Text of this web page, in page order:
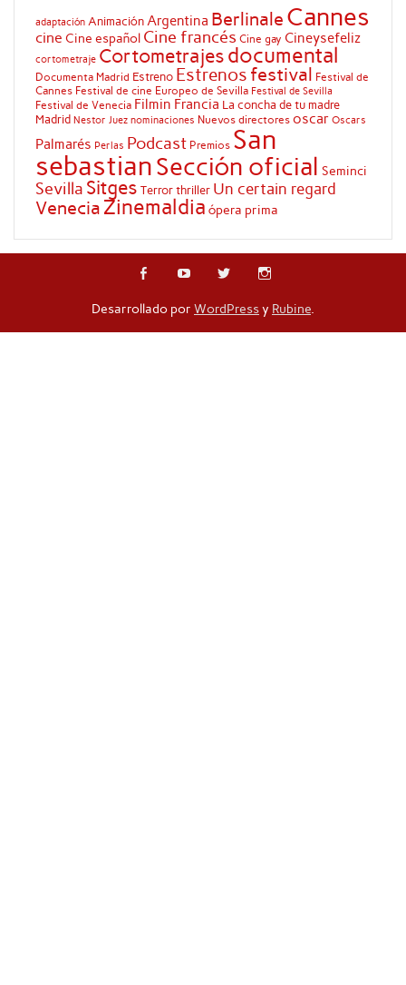
adaptación AnimaciónArgentina Berlinale Cannes
cine Cine español Cine francés Cine gay Cineysefeliz
cortometraje Cortometrajes documental
Documenta Madrid Estreno Estrenos festival Festival de
Cannes Festival de cine Europeo de Sevilla Festival de Sevilla
Festival de Venecia Filmin Francia La concha de tu madre
Madrid Nestor Juez nominaciones Nuevos directores oscar Oscars
Palmarés Perlas Podcast Premios San
sebastianSección oficial Seminci
Sevilla Sitges Terrorthriller Un certain regard
Venecia Zinemaldia ópera prima
Desarrollado por WordPressy Rubine